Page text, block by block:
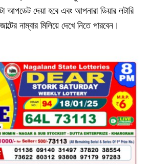
আপডেট দেয়া হবে এবং আপনারা ডিয়ার লটারি
নাম্বার মিলিয়ে দেখে নিতে পারবেন।